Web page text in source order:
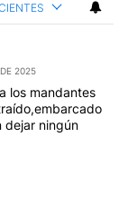
2025
los mandantes
dejar ningún